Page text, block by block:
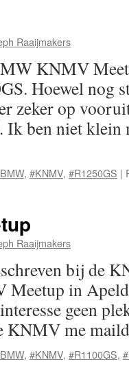
Raaijmakers
KNMV
Hoewel nog
zeker op
Ik ben niet
, #KNMV, #R1250GS |
Raaijmakers
bij de
in
geen
KNMV me
, #KNMV, #R1100GS,